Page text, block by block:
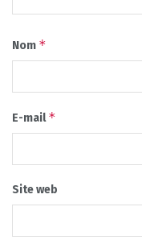
Nom *
E-mail*
Site web